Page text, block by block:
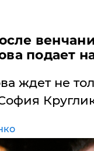
подает
ждет не